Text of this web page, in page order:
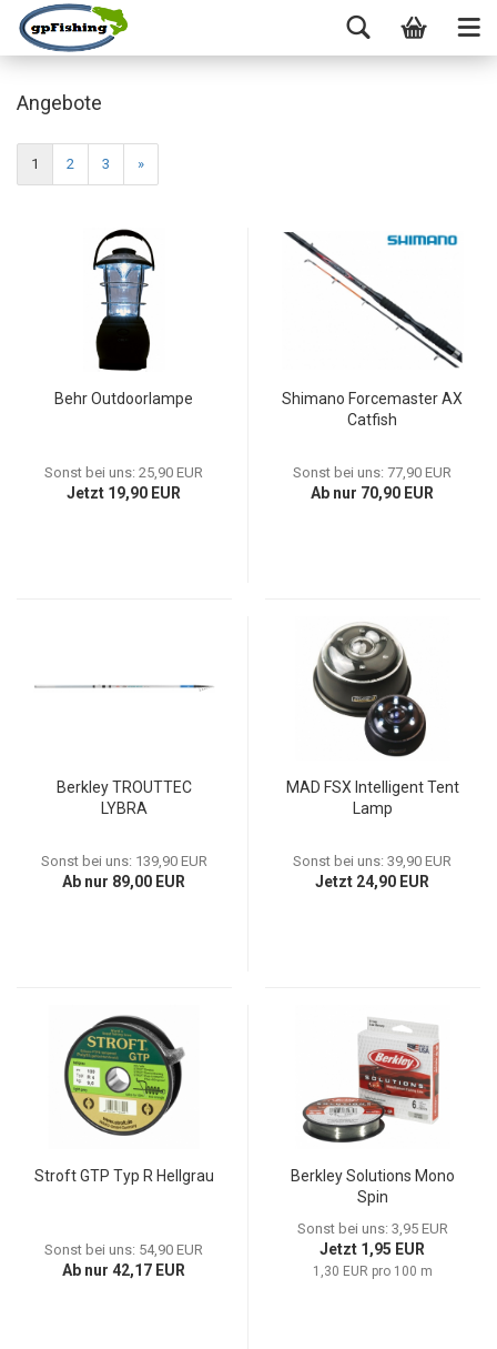
Angebote
1 2 3 »
Behr Outdoorlampe
Sonst bei uns: 25,90 EUR
Jetzt 19,90 EUR
Shimano Forcemaster AX
Catfish
Sonst bei uns: 77,90 EUR
Ab nur 70,90 EUR
Berkley TROUTTEC
LYBRA
Sonst bei uns: 139,90 EUR
Ab nur 89,00 EUR
MAD FSX Intelligent Tent
Lamp
Sonst bei uns: 39,90 EUR
Jetzt 24,90 EUR
Stroft GTP Typ R Hellgrau
Sonst bei uns: 54,90 EUR
Ab nur 42,17 EUR
Berkley Solutions Mono
Spin
Sonst bei uns: 3,95 EUR
Jetzt 1,95 EUR
1,30 EUR pro 100 m